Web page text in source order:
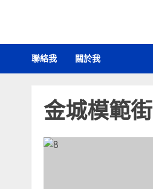
聯絡我 關於我
金城模範街